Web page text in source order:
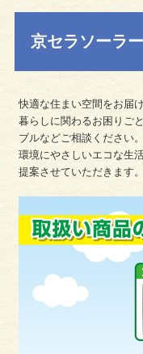
京セラソーラ
快適な住まい空間をお届
暮らしに関わるお困りご
ブルなどご相談ください。
環境にやさしいエコな生
提案させていただきます。